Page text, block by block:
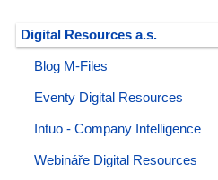
Digital Resources a.s.
Blog M-Files
Eventy Digital Resources
Intuo - Company Intelligence
Webináře Digital Resources